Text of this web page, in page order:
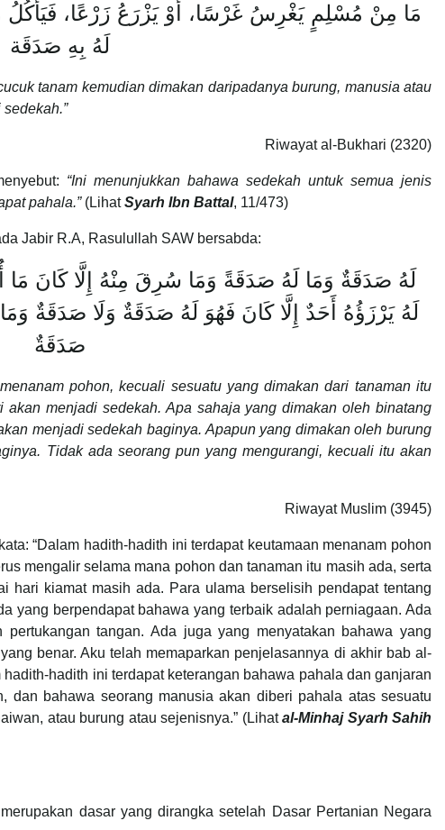
مَا مِنْ مُسْلِمٍ يَغْرِسُ غَرْسًا، أَوْ يَزْرَعُ زَرْعًا، فَيَأْكُلُ
لَهُ بِهِ صَدَقَة
tanam kemudian dimakan daripadanya burung, manusia atau
Riwayat al-Bukhari (2320)
“Ini menunjukkan bahawa sedekah untuk semua jenis
pahala.” (LihatSyarh Ibn Battal, 11/473)
Jabir R.A, Rasulullah SAW bersabda:
صَدَقَةٌ
pohon, kecuali sesuatu yang dimakan dari tanaman itu
menjadi sedekah. Apa sahaja yang dimakan oleh binatang
menjadi sedekah baginya. Apapun yang dimakan oleh burung
Tidak ada seorang pun yang mengurangi, kecuali itu akan
Riwayat Muslim (3945)
“Dalam hadith-hadith ini terdapat keutamaan menanam pohon
mengalir selama mana pohon dan tanaman itu masih ada, serta
hari kiamat masih ada. Para ulama berselisih pendapat tentang
yang berpendapat bahawa yang terbaik adalah perniagaan. Ada
tangan. Ada juga yang menyatakan bahawa yang
benar. Aku telah memaparkan penjelasannya di akhir bab al-
hadith-hadith ini terdapat keterangan bahawa pahala dan ganjaran
dan bahawa seorang manusia akan diberi pahala atas sesuatu
atau burung atau sejenisnya.” (Lihatal-Minhaj Syarh Sahih
dasar yang dirangka setelah Dasar Pertanian Negara